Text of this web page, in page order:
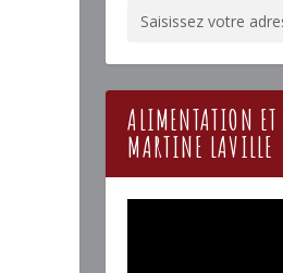
ALIMENTATION
MARTINE LAVILLE